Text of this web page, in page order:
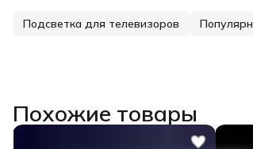
Подсветка для телевизоров
Похожие товары